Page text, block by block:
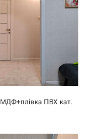
МДФ+плівка ПВХ кат.